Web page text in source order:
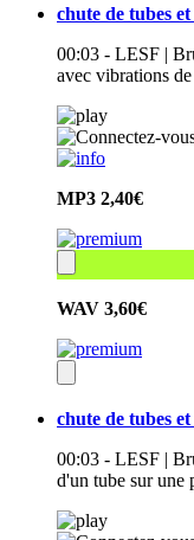
chute de tubes
00:03 - LESF |
avec vibrations
MP3 2,40€
WAV 3,60€
chute de tubes
00:03 - LESF |
d'un tube sur une